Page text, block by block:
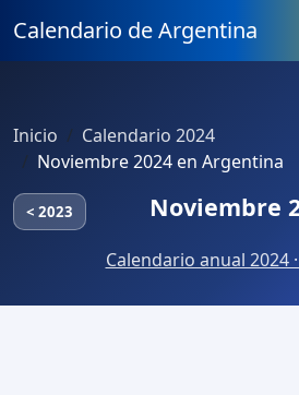
Calendario de Argentina
Inicio
Calendario 2024
Noviembre 2024 en Argentina
< 2023 Noviembre
Calendario anual 2024